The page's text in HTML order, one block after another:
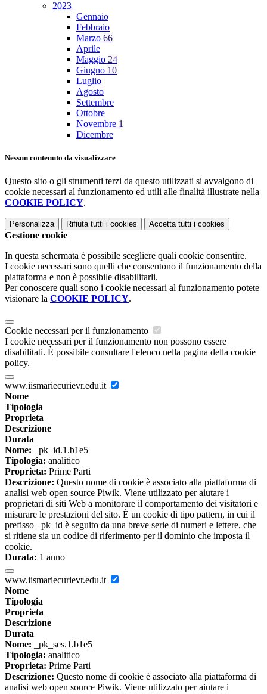
2023
Gennaio
Febbraio
Marzo 66
Aprile
Maggio 24
Giugno 10
Luglio
Agosto
Settembre
Ottobre
Novembre 1
Dicembre
Nessun contenuto da visualizzare
Questo sito o gli strumenti terzi da questo utilizzati si avvalgono di
cookie necessari al funzionamento ed utili alle finalità illustrate nella
COOKIE POLICY.
Personalizza Rifiuta tutti i cookies Accetta tutti i cookies
Gestione cookie
In questa schermata è possibile scegliere quali cookie consentire.
I cookie necessari sono quelli che consentono il funzionamento della
piattaforma e non è possibile disabilitarli.
Per conoscere quali sono i cookie necessari al funzionamento potete
visionare la COOKIE POLICY.
Cookie necessari per il funzionamento
I cookie necessari per il funzionamento non possono essere
disabilitati. È possibile consultare l'elenco nella pagina della cookie
policy.
www.iismariecurievr.edu.it
Nome
Tipologia
Proprieta
Descrizione
Durata
Nome: _pk_id.1.b1e5
Tipologia: analitico
Proprieta: Prime Parti
Descrizione: Questo nome di cookie è associato alla piattaforma di
analisi web open source Piwik. Viene utilizzato per aiutare i
proprietari di siti Web a monitorare il comportamento dei visitatori e
misurare le prestazioni del sito. È un cookie di tipo pattern, in cui il
prefisso _pk_id è seguito da una breve serie di numeri e lettere, che
si ritiene sia un codice di riferimento per il dominio che imposta il
cookie.
Durata: 1 anno
www.iismariecurievr.edu.it
Nome
Tipologia
Proprieta
Descrizione
Durata
Nome: _pk_ses.1.b1e5
Tipologia: analitico
Proprieta: Prime Parti
Descrizione: Questo nome di cookie è associato alla piattaforma di
analisi web open source Piwik. Viene utilizzato per aiutare i